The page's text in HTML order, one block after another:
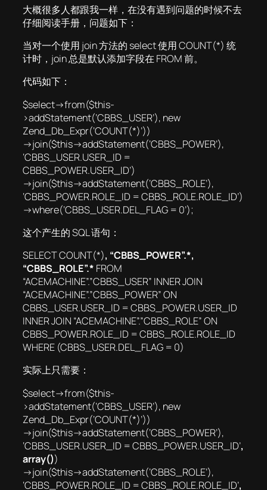
大概很多人都跟我一样，在没有遇到问题的时候不去
仔细阅读手册，问题如下：
当对一个使用 join 方法的 select 使用 COUNT(*) 统
计时，join 总是默认添加字段在 FROM 前。
代码如下：
$select->from($this-
>addStatement(‘CBBS_USER’), new
Zend_Db_Expr(‘COUNT(*)’))
->join($this->addStatement(‘CBBS_POWER’),
‘CBBS_USER.USER_ID =
CBBS_POWER.USER_ID’)
->join($this->addStatement(‘CBBS_ROLE’),
‘CBBS_POWER.ROLE_ID = CBBS_ROLE.ROLE_ID’)
->where(‘CBBS_USER.DEL_FLAG = 0’);
这个产生的 SQL 语句：
SELECT COUNT(*), “CBBS_POWER”.*,
“CBBS_ROLE”.* FROM
“ACEMACHINE”.”CBBS_USER” INNER JOIN
“ACEMACHINE”.”CBBS_POWER” ON
CBBS_USER.USER_ID = CBBS_POWER.USER_ID
INNER JOIN “ACEMACHINE”.”CBBS_ROLE” ON
CBBS_POWER.ROLE_ID = CBBS_ROLE.ROLE_ID
WHERE (CBBS_USER.DEL_FLAG = 0)
实际上只需要：
$select->from($this-
>addStatement(‘CBBS_USER’), new
Zend_Db_Expr(‘COUNT(*)’))
->join($this->addStatement(‘CBBS_POWER’),
‘CBBS_USER.USER_ID = CBBS_POWER.USER_ID’,
array())
->join($this->addStatement(‘CBBS_ROLE’),
‘CBBS_POWER.ROLE_ID = CBBS_ROLE.ROLE_ID’,